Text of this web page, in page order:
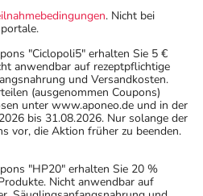
. Nicht bei
"Ciclopoli5" erhalten Sie 5 €
anwendbar auf rezeptpflichtige
und Versandkosten.
(ausgenommen Coupons)
unter www.aponeo.de und in der
bis 31.08.2026. Nur solange der
vor, die Aktion früher zu beenden.
"HP20" erhalten Sie 20 %
Nicht anwendbar auf